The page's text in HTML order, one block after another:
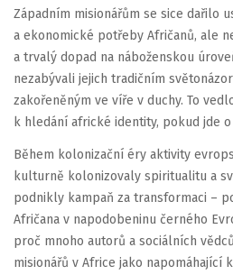
Západním misionářům se sice dařilo
a ekonomické potřeby Afričanů, ale
a trvalý dopad na náboženskou
nezabývali jejich tradičním
zakořeněným ve víře v duchy. To
k hledání africké identity, pokud jde
Během kolonizační éry aktivity
kulturně kolonizovaly spiritualitu a
podnikly kampaň za transformaci –
Afričana v napodobeninu černého
proč mnoho autorů a sociálních
misionářů v Africe jako napomáhající